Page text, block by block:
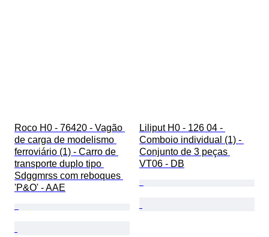
Roco H0 - 76420 - Vagão
de carga de modelismo
ferroviário (1) - Carro de
transporte duplo tipo
Sdggmrss com reboques
'P&O' - AAE
Liliput H0 - 126 04 -
Comboio individual (1) -
Conjunto de 3 peças
VT06 - DB